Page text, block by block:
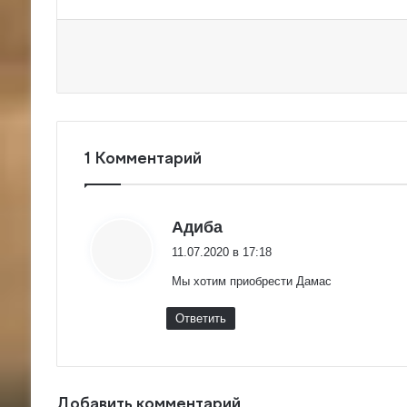
1 Комментарий
Адиба
11.07.2020 в 17:18
Мы хотим приобрести Дамас
Ответить